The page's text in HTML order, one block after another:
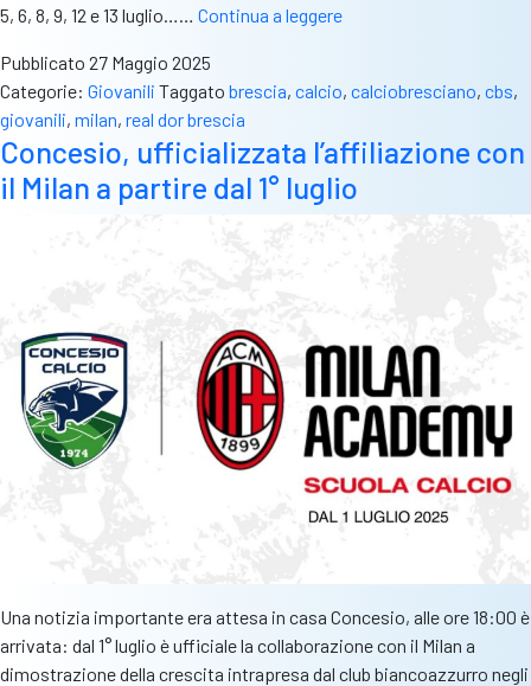
5, 6, 8, 9, 12 e 13 luglio…… Continua a leggereIl
Brescia
la
collaborazione
con
Pubblicato 27 Maggio 2025
Categorie: Giovanili Taggato brescia, calcio, calciobresciano, cbs,
giovanili, milan, real dor brescia
Concesio, ufficializzata l’affiliazione con
il Milan a partire dal 1° luglio
Una notizia importante era attesa in casa Concesio, alle ore 18:00 è
arrivata: dal 1° luglio è ufficiale la collaborazione con il Milan a
dimostrazione della crescita intrapresa dal club biancoazzurro negli